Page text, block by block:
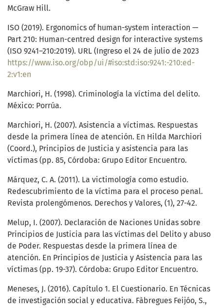
McGraw Hill.
ISO (2019). Ergonomics of human-system interaction —
Part 210: Human-centred design for interactive systems
(ISO 9241–210:2019). URL (Ingreso el 24 de julio de 2023
https://www.iso.org/obp/ui/#iso:std:iso:9241:-210:ed-
2:v1:en
Marchiori, H. (1998). Criminología la víctima del delito.
México: Porrúa.
Marchiori, H. (2007). Asistencia a víctimas. Respuestas
desde la primera línea de atención. En Hilda Marchiori
(Coord.), Principios de Justicia y asistencia para las
víctimas (pp. 85, Córdoba: Grupo Editor Encuentro.
Márquez, C. A. (2011). La victimología como estudio.
Redescubrimiento de la víctima para el proceso penal.
Revista prolengómenos. Derechos y Valores, (1), 27-42.
Melup, I. (2007). Declaración de Naciones Unidas sobre
Principios de Justicia para las víctimas del Delito y abuso
de Poder. Respuestas desde la primera línea de
atención. En Principios de Justicia y Asistencia para las
víctimas (pp. 19-37). Córdoba: Grupo Editor Encuentro.
Meneses, J. (2016). Capítulo 1. El Cuestionario. En Técnicas
de investigación social y educativa. Fàbregues Feijóo, S.,